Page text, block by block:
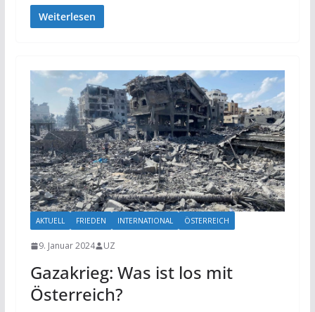
Weiterlesen
AKTUELL FRIEDEN INTERNATIONAL ÖSTERREICH
9. Januar 2024 UZ
Gazakrieg: Was ist los mit
Österreich?